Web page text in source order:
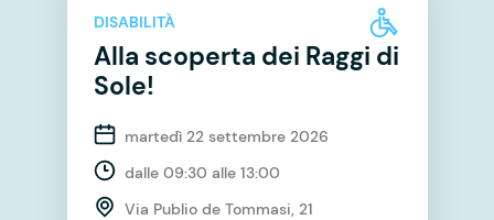
DISABILITÀ
Alla scoperta dei Raggi di
Sole!
martedì 22 settembre 2026
dalle 09:30 alle 13:00
Via Publio de Tommasi, 21